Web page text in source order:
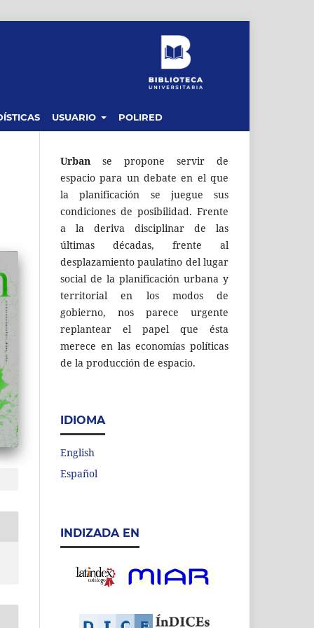
USUARIO POLIRED
Urban se propone servir de
espacio para un debate en el que
la planificación se juegue sus
condiciones de posibilidad. Frente
a la deriva disciplinar de las
últimas décadas, frente al
desplazamiento paulatino del lugar
social de la planificación urbana y
territorial en los modos de
gobierno, nos parece urgente
replantear el papel que ésta
merece en las economías políticas
de la producción de espacio.
IDIOMA
English
Español
INDIZADA EN